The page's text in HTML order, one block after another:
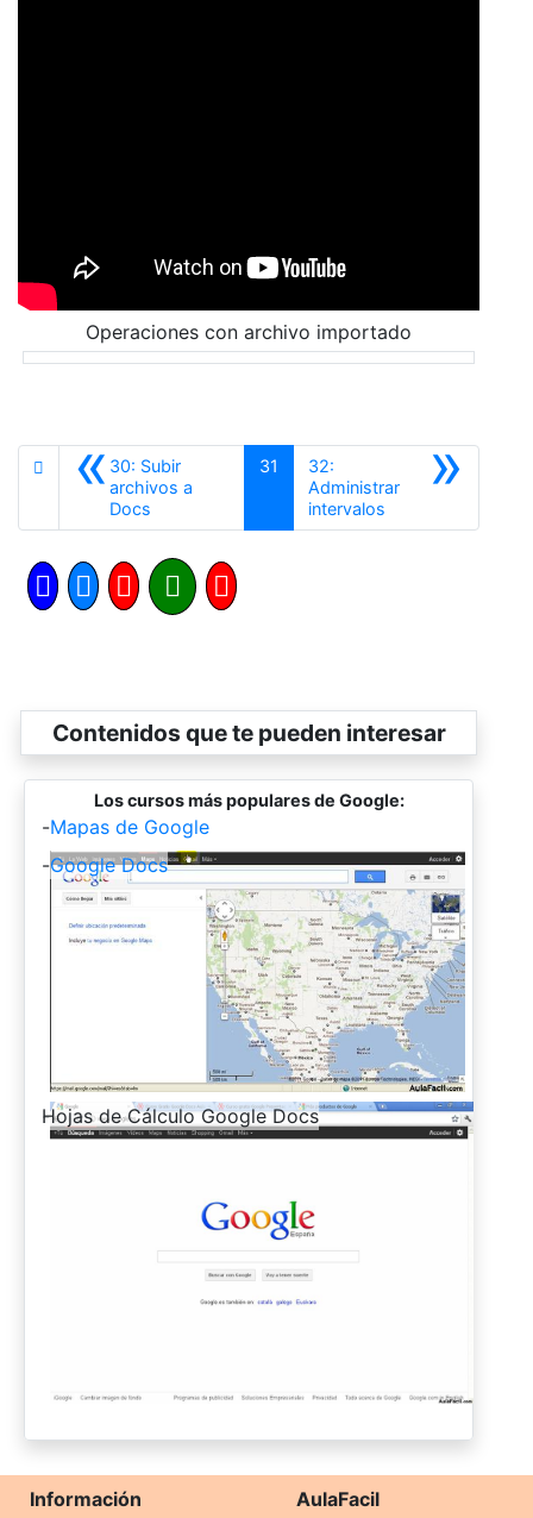
Operaciones con archivo importado
«30: Subir
archivos a
Docs
31 »
32:
Administrar
intervalos
Contenidos que te pueden interesar
Los cursos más populares de Google:
-Mapas de Google
-Google Docs
-
Hojas de Cálculo Google Docs
Información
AulaFacil